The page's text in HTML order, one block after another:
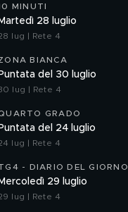
MINUTI
Martedì 28 luglio
lug | Rete 4
BIANCA
Puntata del 30 luglio
lug | Rete 4
GRADO
Puntata del 24 luglio
lug | Rete 4
- DIARIO DEL GIORNO
Mercoledì 29 luglio
lug | Rete 4